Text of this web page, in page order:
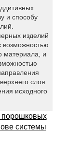
и способу
изделий
возможностью
материала, и
слоя
исходного
порошковых
системы